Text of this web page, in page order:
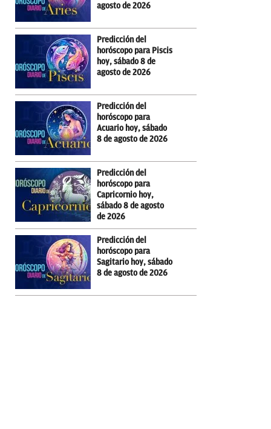
agosto de 2026
Predicción del
horóscopo para Piscis
hoy, sábado 8 de
agosto de 2026
Predicción del
horóscopo para
Acuario hoy, sábado
8 de agosto de 2026
Predicción del
horóscopo para
Capricornio hoy,
sábado 8 de agosto
de 2026
Predicción del
horóscopo para
Sagitario hoy, sábado
8 de agosto de 2026